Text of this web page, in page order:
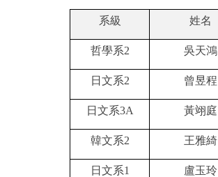
系級 姓名
哲學系2 吳天鴻
日文系2 曾昱程
日文系3A 黃翊庭
韓文系2 王雅綺
日文系1 盧玉玲